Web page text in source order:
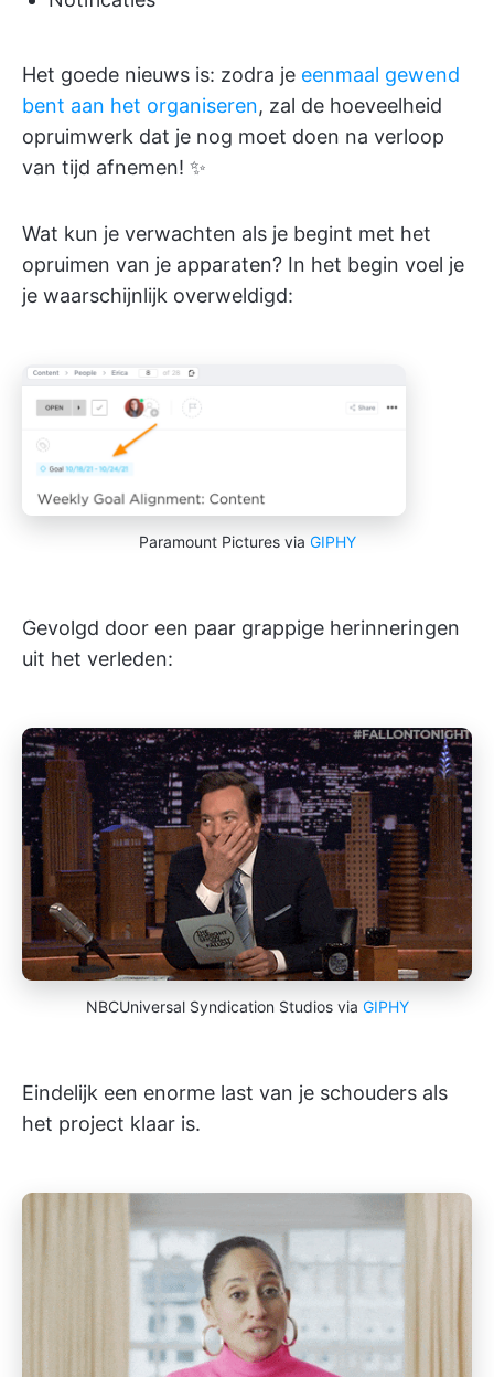
Het goede nieuws is: zodra je eenmaal gewend
bent aan het organiseren, zal de hoeveelheid
opruimwerk dat je nog moet doen na verloop
van tijd afnemen! ✨
Wat kun je verwachten als je begint met het
opruimen van je apparaten? In het begin voel je
je waarschijnlijk overweldigd:
Paramount Pictures via GIPHY
Gevolgd door een paar grappige herinneringen
uit het verleden:
NBCUniversal Syndication Studios via GIPHY
Eindelijk een enorme last van je schouders als
het project klaar is.